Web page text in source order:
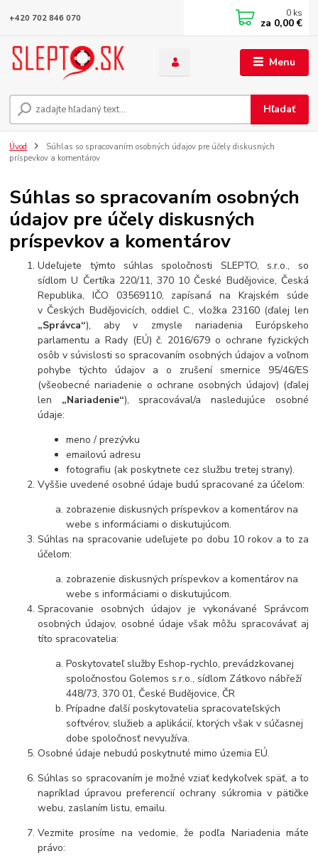
Menu
Hľadať
+420 702 846 070 0 ks
za 0,00 €
Úvod
Súhlas so spracovaním osobných údajov pre účely diskusných
príspevkov a komentárov
Súhlas so spracovaním osobných
údajov pre účely diskusných
príspevkov a komentárov
Udeľujete týmto súhlas spoločnosti SLEPTO, s.r.o., so
sídlom U Čertíka 220/11, 370 10 České Budějovice, Česká
Republika, IČO 03569110, zapísaná na Krajském súde
v Českých Budějovicích, oddiel C., vložka 23160 (ďalej len
„Správca“), aby v zmysle nariadenia Európskeho
parlamentu a Rady (EÚ) č. 2016/679 o ochrane fyzických
osôb v súvislosti so spracovaním osobných údajov a voľnom
pohybe týchto údajov a o zrušení smernice 95/46/ES
(všeobecné nariadenie o ochrane osobných údajov) (ďalej
len „Nariadenie“), spracovával/a nasledujúce osobné
údaje:
meno / prezývku
emailovú adresu
fotografiu (ak poskytnete cez službu tretej strany).
Vyššie uvedené osobné údaje budú spracované za účelom:
zobrazenie diskusných príspevkov a komentárov na
webe s informáciami o diskutujúcom.
Súhlas na spracovanie udeľujete po dobu 10 rokov a to za
účelom:
zobrazenie diskusných príspevkov a komentárov na
webe s informáciami o diskutujúcom.
Spracovanie osobných údajov je vykonávané Správcom
osobných údajov, osobné údaje však môžu spracovávať aj
títo spracovatelia:
Poskytovateľ služby Eshop-rychlo, prevádzkovanej
spoločnosťou Golemos s.r.o., sídlom Zátkovo nábřeží
448/73, 370 01, České Budějovice, ČR
Prípadne ďalší poskytovatelia spracovateľských
softvérov, služieb a aplikácií, ktorých však v súčasnej
dobe spoločnosť nevyužíva.
Osobné údaje nebudú poskytnuté mimo územia EÚ.
Súhlas so spracovaním je možné vziať kedykoľvek späť, a to
napríklad úpravou preferencií ochrany súkromia v pätičke
webu, zaslaním listu, emailu.
Vezmite prosíme na vedomie, že podľa Nariadenia máte
právo: